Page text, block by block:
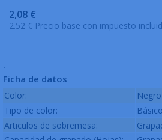
2,08 €
2.52 € Precio base con impuesto
.
Ficha de datos
Color:
Negro
Tipo de color:
Básico
Articulos de sobremesa: